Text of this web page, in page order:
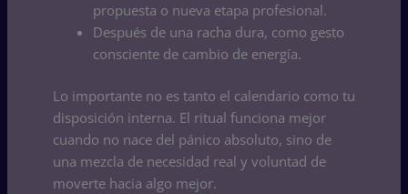
propuesta o nueva etapa profesional.
Después de una racha dura, como gesto
consciente de cambio de energía.
Lo importante no es tanto el calendario como tu
disposición interna. El ritual funciona mejor
cuando no nace del pánico absoluto, sino de
una mezcla de necesidad real y voluntad de
moverte hacia algo mejor.